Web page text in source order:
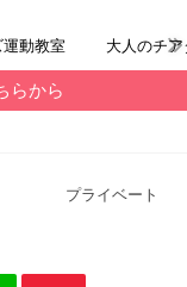
運動教室 大人のチ
らから
プライベート